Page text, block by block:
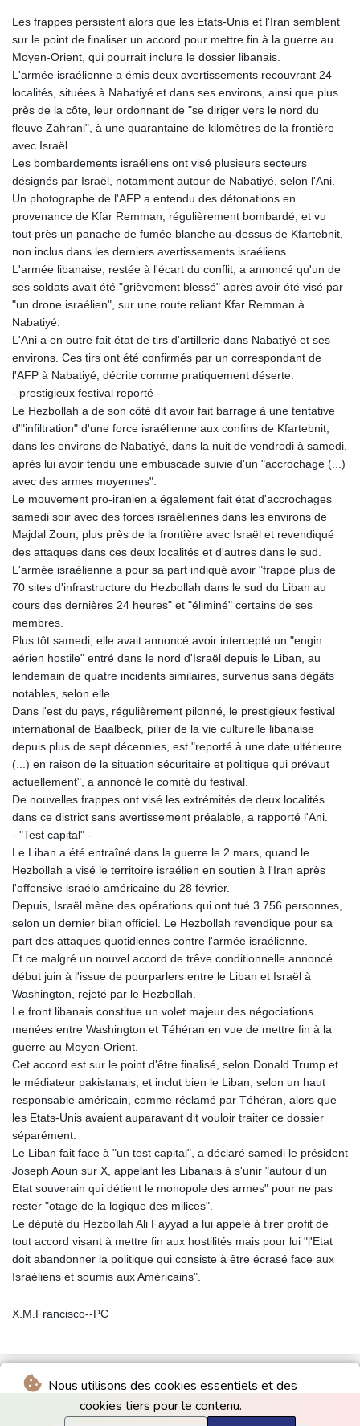
Nous utilisons des cookies essentiels et des
cookies tiers pour le contenu.
Les frappes persistent alors que les Etats-Unis et l'Iran semblent
sur le point de finaliser un accord pour mettre fin à la guerre au
Moyen-Orient, qui pourrait inclure le dossier libanais.
L'armée israélienne a émis deux avertissements recouvrant 24
localités, situées à Nabatiyé et dans ses environs, ainsi que plus
près de la côte, leur ordonnant de "se diriger vers le nord du
fleuve Zahrani", à une quarantaine de kilomètres de la frontière
avec Israël.
Les bombardements israéliens ont visé plusieurs secteurs
désignés par Israël, notamment autour de Nabatiyé, selon l'Ani.
Un photographe de l'AFP a entendu des détonations en
provenance de Kfar Remman, régulièrement bombardé, et vu
tout près un panache de fumée blanche au-dessus de Kfartebnit,
non inclus dans les derniers avertissements israéliens.
L'armée libanaise, restée à l'écart du conflit, a annoncé qu'un de
ses soldats avait été "grièvement blessé" après avoir été visé par
"un drone israélien", sur une route reliant Kfar Remman à
Nabatiyé.
L'Ani a en outre fait état de tirs d'artillerie dans Nabatiyé et ses
environs. Ces tirs ont été confirmés par un correspondant de
l'AFP à Nabatiyé, décrite comme pratiquement déserte.
- prestigieux festival reporté -
Le Hezbollah a de son côté dit avoir fait barrage à une tentative
d'"infiltration" d'une force israélienne aux confins de Kfartebnit,
dans les environs de Nabatiyé, dans la nuit de vendredi à samedi,
après lui avoir tendu une embuscade suivie d'un "accrochage (...)
avec des armes moyennes".
Le mouvement pro-iranien a également fait état d'accrochages
samedi soir avec des forces israéliennes dans les environs de
Majdal Zoun, plus près de la frontière avec Israël et revendiqué
des attaques dans ces deux localités et d'autres dans le sud.
L'armée israélienne a pour sa part indiqué avoir "frappé plus de
70 sites d'infrastructure du Hezbollah dans le sud du Liban au
cours des dernières 24 heures" et "éliminé" certains de ses
membres.
Plus tôt samedi, elle avait annoncé avoir intercepté un "engin
aérien hostile" entré dans le nord d'Israël depuis le Liban, au
lendemain de quatre incidents similaires, survenus sans dégâts
notables, selon elle.
Dans l'est du pays, régulièrement pilonné, le prestigieux festival
international de Baalbeck, pilier de la vie culturelle libanaise
depuis plus de sept décennies, est "reporté à une date ultérieure
(...) en raison de la situation sécuritaire et politique qui prévaut
actuellement", a annoncé le comité du festival.
De nouvelles frappes ont visé les extrémités de deux localités
dans ce district sans avertissement préalable, a rapporté l'Ani.
- "Test capital" -
Le Liban a été entraîné dans la guerre le 2 mars, quand le
Hezbollah a visé le territoire israélien en soutien à l'Iran après
l'offensive israélo-américaine du 28 février.
Depuis, Israël mène des opérations qui ont tué 3.756 personnes,
selon un dernier bilan officiel. Le Hezbollah revendique pour sa
part des attaques quotidiennes contre l'armée israélienne.
Et ce malgré un nouvel accord de trêve conditionnelle annoncé
début juin à l'issue de pourparlers entre le Liban et Israël à
Washington, rejeté par le Hezbollah.
Le front libanais constitue un volet majeur des négociations
menées entre Washington et Téhéran en vue de mettre fin à la
guerre au Moyen-Orient.
Cet accord est sur le point d'être finalisé, selon Donald Trump et
le médiateur pakistanais, et inclut bien le Liban, selon un haut
responsable américain, comme réclamé par Téhéran, alors que
les Etats-Unis avaient auparavant dit vouloir traiter ce dossier
séparément.
Le Liban fait face à "un test capital", a déclaré samedi le président
Joseph Aoun sur X, appelant les Libanais à s'unir "autour d'un
Etat souverain qui détient le monopole des armes" pour ne pas
rester "otage de la logique des milices".
Le député du Hezbollah Ali Fayyad a lui appelé à tirer profit de
tout accord visant à mettre fin aux hostilités mais pour lui "l'Etat
doit abandonner la politique qui consiste à être écrasé face aux
Israéliens et soumis aux Américains".
X.M.Francisco--PC